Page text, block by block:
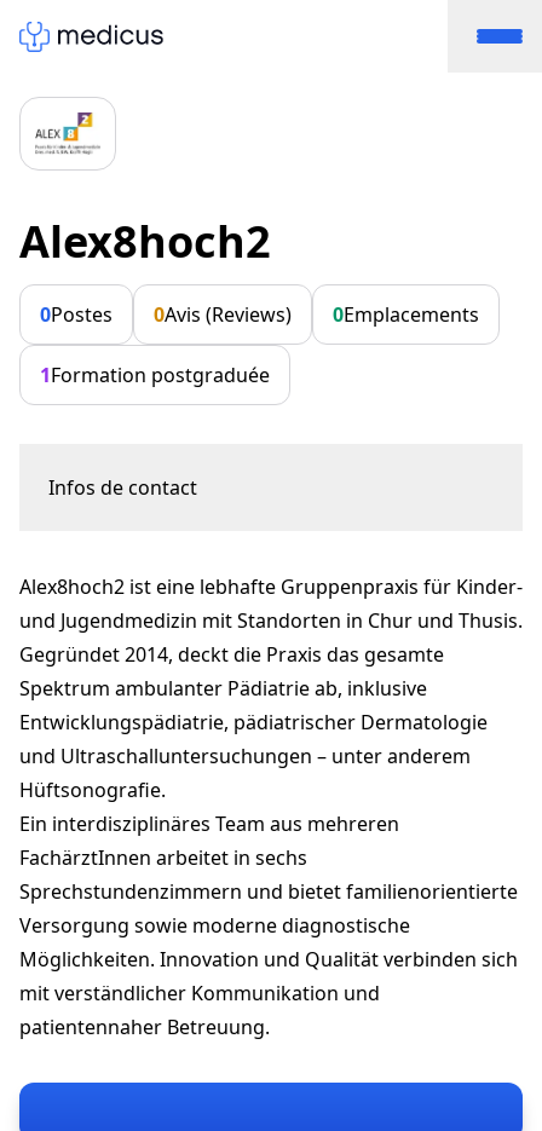
Alex8hoch2
0Postes 0Avis (Reviews) 0Emplacements
1Formation postgraduée
Infos de contact
praxis@alex8hoch2.ch
+41 81 286 07 07
alex8hoch2.ch
Alex8hoch2 ist eine lebhafte Gruppenpraxis für Kinder‑
und Jugendmedizin mit Standorten in Chur und Thusis.
Gegründet 2014, deckt die Praxis das gesamte
Spektrum ambulanter Pädiatrie ab, inklusive
Entwicklungspädiatrie, pädiatrischer Dermatologie
und Ultraschalluntersuchungen – unter anderem
Hüftsonografie.
Ein interdisziplinäres Team aus mehreren
FachärztInnen arbeitet in sechs
Sprechstundenzimmern und bietet familienorientierte
Versorgung sowie moderne diagnostische
Möglichkeiten. Innovation und Qualität verbinden sich
mit verständlicher Kommunikation und
patientennaher Betreuung.